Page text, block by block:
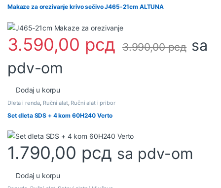
Makaze za orezivanje krivo sečivo J465-21cm ALTUNA
3.590,00 рсд 3.990,00рсд sa
pdv-om
Dodaj u korpu
Dleta i renda, Ručni alat, Ručni alat i pribor
Set dleta SDS + 4 kom 60H240 Verto
1.790,00 рсд sa pdv-om
Dodaj u korpu